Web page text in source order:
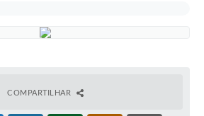
COMPARTILHAR